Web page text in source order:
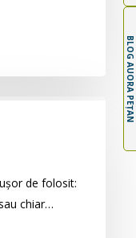
BLOG AUORA PEȚAN
de folosit:
chiar…